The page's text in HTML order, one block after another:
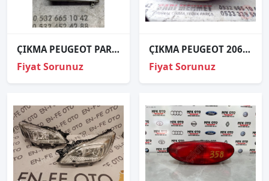
ÇIKMA PEUGEOT PARTNER TEPE 301 308 C-ELYSEE GÜNDÜZ LEDİ
Fiyat Sorunuz
ÇIKMA PEUGEOT 206 SOL FAR
Fiyat Sorunuz